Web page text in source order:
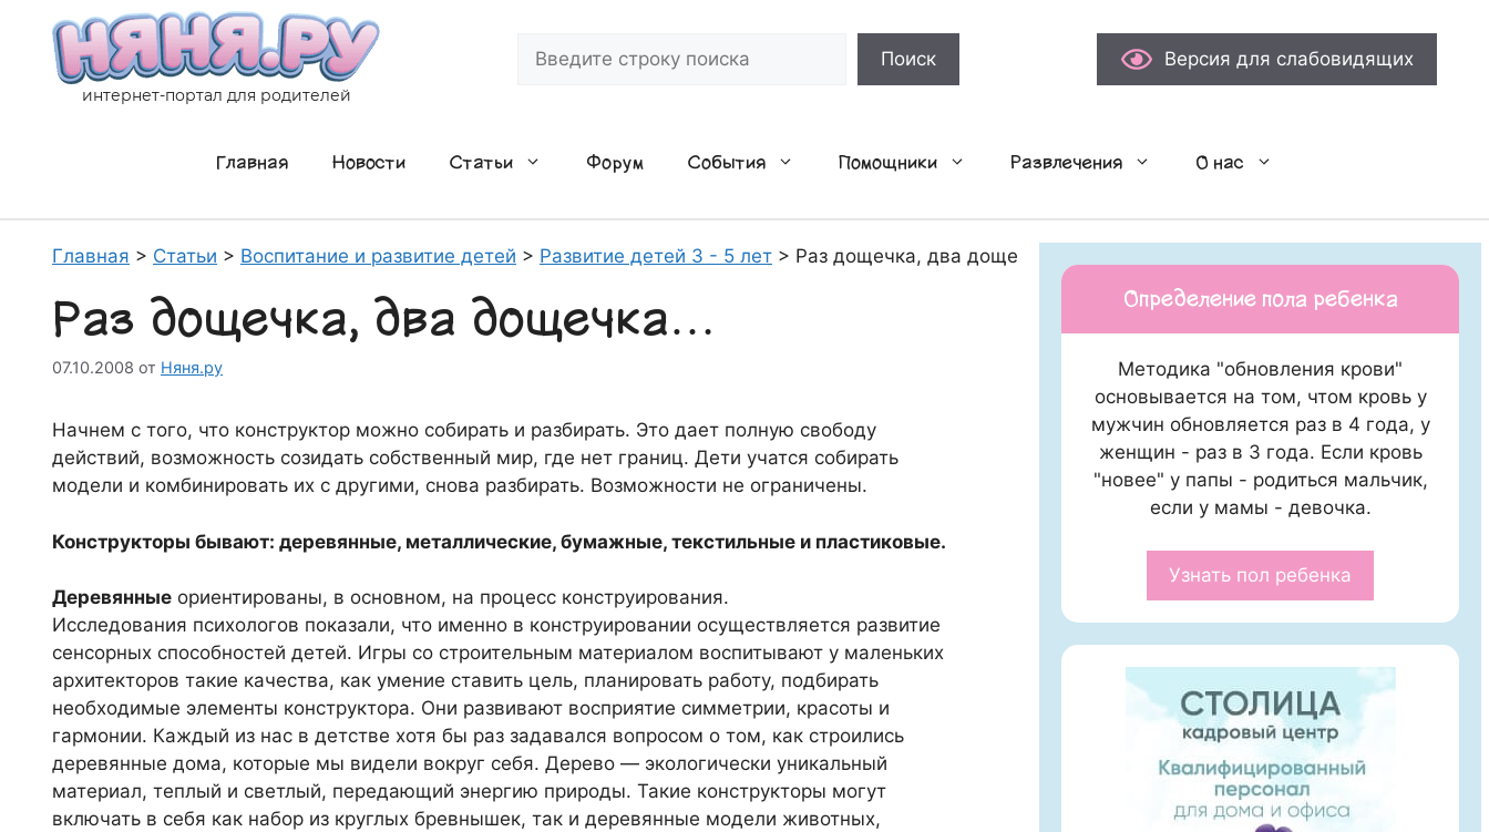
содержимому
интернет-портал для родителей
Поиск Версия для слабовидящих
Главная Новости Статьи Форум События Помощники Развлечения О нас
Главная > Статьи > Воспитание и развитие детей > Развитие детей 3 - 5 лет > Раз дощечка, два дощечка…
Раз дощечка, два дощечка…
07.10.2008 от Няня.ру
Начнем с того, что конструктор можно собирать и разбирать. Это дает полную свободу
действий, возможность созидать собственный мир, где нет границ. Дети учатся собирать
модели и комбинировать их с другими, снова разбирать. Возможности не ограничены.
Конструкторы бывают: деревянные, металлические, бумажные, текстильные и пластиковые.
Деревянные ориентированы, в основном, на процесс конструирования.
Исследования психологов показали, что именно в конструировании осуществляется развитие
сенсорных способностей детей. Игры со строительным материалом воспитывают у маленьких
архитекторов такие качества, как умение ставить цель, планировать работу, подбирать
необходимые элементы конструктора. Они развивают восприятие симметрии, красоты и
гармонии. Каждый из нас в детстве хотя бы раз задавался вопросом о том, как строились
деревянные дома, которые мы видели вокруг себя. Дерево — экологически уникальный
материал, теплый и светлый, передающий энергию природы. Такие конструкторы могут
включать в себя как набор из круглых бревнышек, так и деревянные модели животных,
Определение пола ребенка
Методика "обновления крови"
основывается на том, чтом кровь у
мужчин обновляется раз в 4 года, у
женщин - раз в 3 года. Если кровь
"новее" у папы - родиться мальчик,
если у мамы - девочка.
Узнать пол ребенка